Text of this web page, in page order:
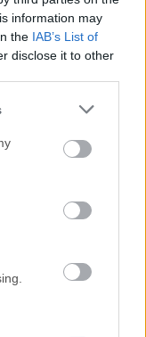
information may
the IAB’s List of
disclose it to other
compartir
de contacto